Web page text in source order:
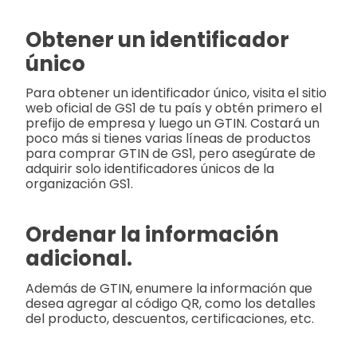
Obtener un identificador
único
Para obtener un identificador único, visita el sitio
web oficial de GS1 de tu país y obtén primero el
prefijo de empresa y luego un GTIN. Costará un
poco más si tienes varias líneas de productos
para comprar GTIN de GS1, pero asegúrate de
adquirir solo identificadores únicos de la
organización GS1.
Ordenar la información
adicional.
Además de GTIN, enumere la información que
desea agregar al código QR, como los detalles
del producto, descuentos, certificaciones, etc.